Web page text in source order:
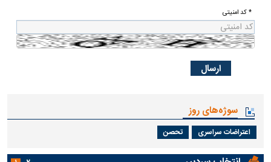
* کد امنیتی
سوژه‌های روز
اعتراضات سراسری تحصن